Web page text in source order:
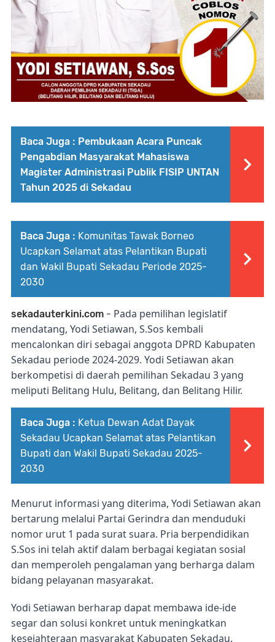
Baca Juga : Pembukaan Acara Puncak
Pengabdian Masyarakat Mahasiswa
Magister Administrasi Publik FISIP UNTAN
Tahun 2025 di Sekadau
Baca Juga : Komunitas Tawak Borneo
Ucapkan Selamat atas Pelantikan Bupati
dan Wakil Bupati Sekadau Periode 2025-
2030
sekadauterkini.com - Pada pemilihan legislatif
mendatang, Yodi Setiawan, S.Sos kembali
mencalonkan diri sebagai anggota DPRD Kabupaten
Sekadau periode 2024-2029. Yodi Setiawan akan
berkompetisi di daerah pemilihan Sekadau 3 yang
meliputi Belitang Hulu, Belitang, dan Belitang Hilir.
Baca Juga : Ketua Dewan Adat Dayak
Sekadau Ucapkan Selamat atas Pelantikan
Bupati dan Wakil Bupati Sekadau 2025-
2030
Menurut informasi yang diterima, Yodi Setiawan akan
bertarung melalui Partai Gerindra dan menduduki
nomor urut 1 pada surat suara. Pria berpendidikan
S.Sos ini telah aktif dalam berbagai kegiatan sosial
dan memperoleh pengalaman yang berharga dalam
bidang pelayanan masyarakat.
Yodi Setiawan berharap dapat membawa ide-ide
segar dan solusi konkret untuk meningkatkan
kesejahteraan masyarakat Kabupaten Sekadau.